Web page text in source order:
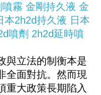
噴霧 金剛持久液 金
本2h2d持久液 日本
噴劑 2h2d延時噴
與立法的制衡本是
全面對抗。然而現
重大政策長期陷入